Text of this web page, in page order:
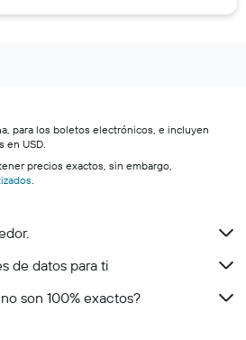
para los boletos electrónicos, e incluyen
en USD.
precios exactos, sin embargo,
.
de datos para ti
son 100% exactos?